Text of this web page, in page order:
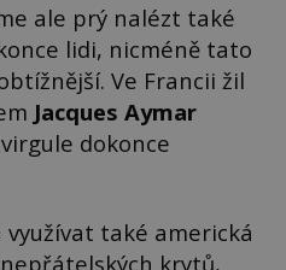
ale prý nalézt také
lidi, nicméně tato
Ve Francii žil
Jacques Aymar
dokonce
také americká
krytů,